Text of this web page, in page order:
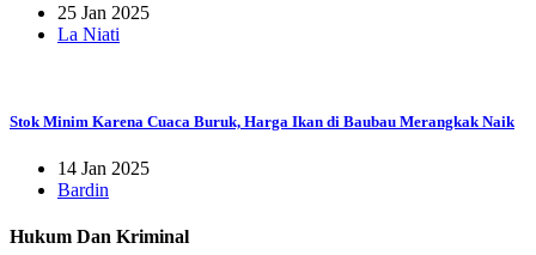
25 Jan 2025
La Niati
Stok Minim Karena Cuaca Buruk, Harga Ikan di Baubau Merangkak Naik
14 Jan 2025
Bardin
Hukum Dan Kriminal